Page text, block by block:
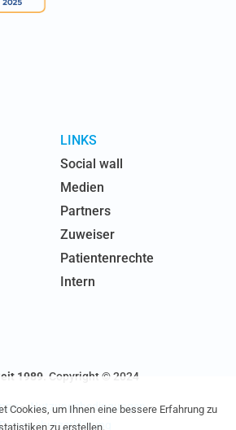
LINKS
Social wall
Medien
Partners
Zuweiser
Patientenrechte
Intern
1989 . Copyright © 2024
–Nutzungsbedingungen–
Datenschutzerklärung
Cookies, um Ihnen eine bessere Erfahrung zu
zu erstellen.